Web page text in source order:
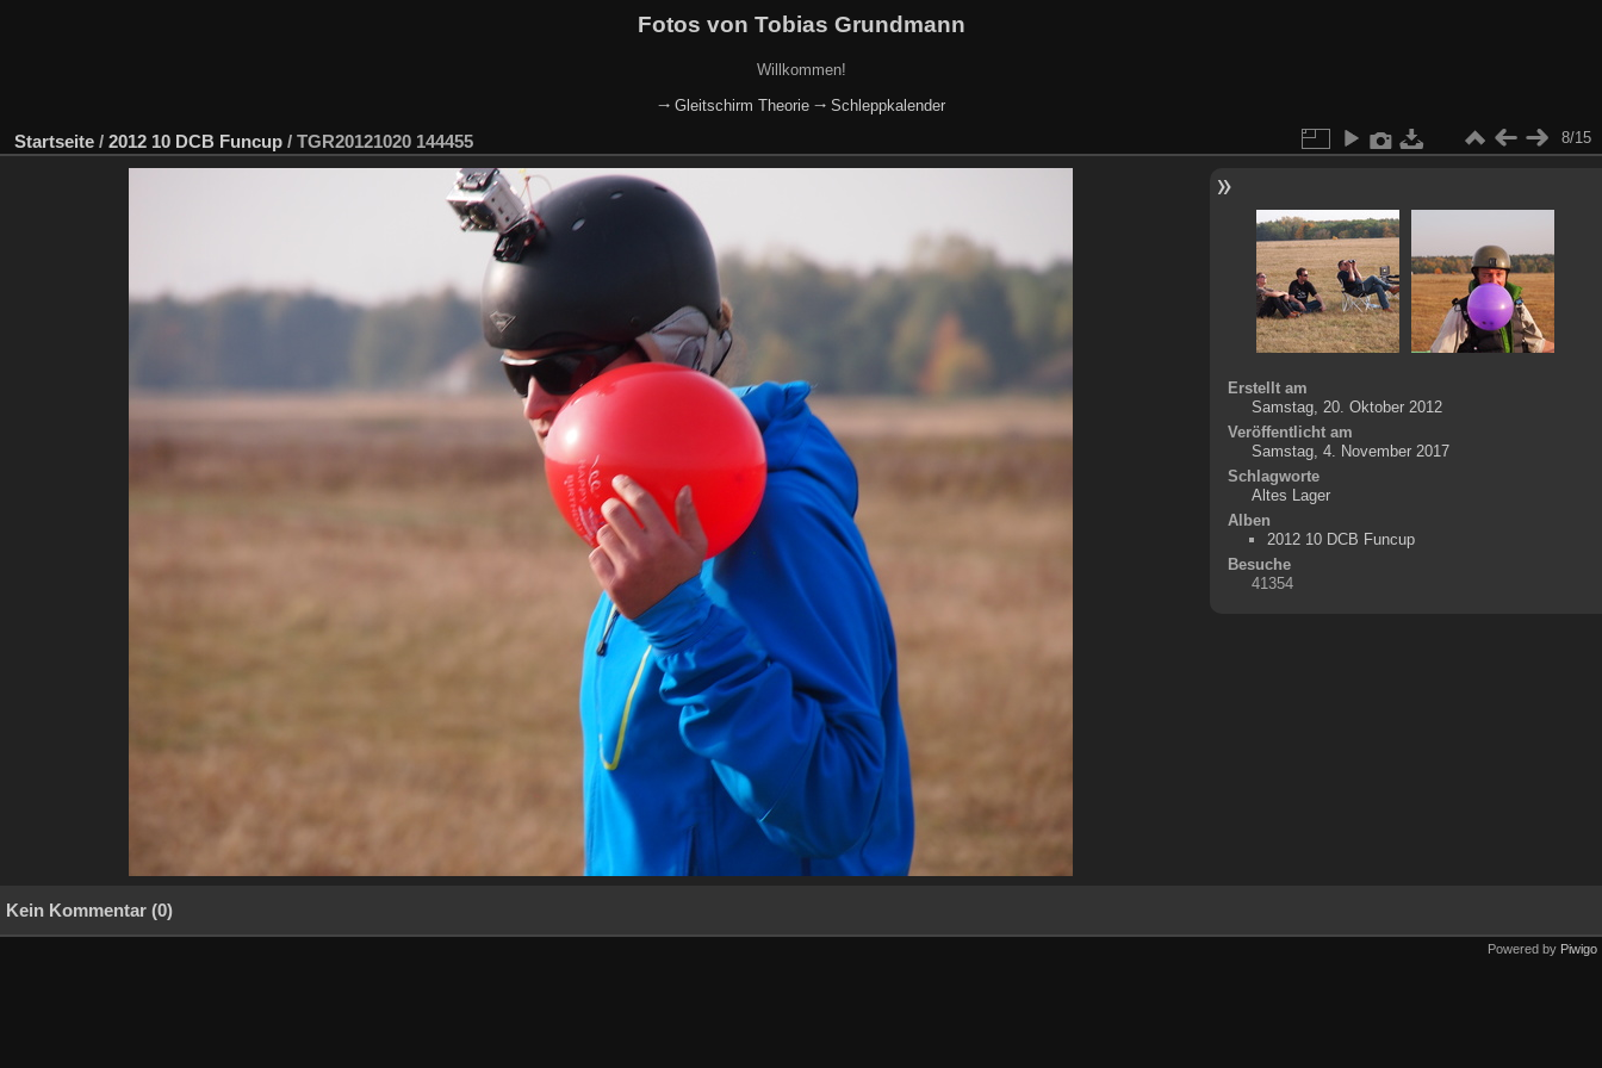
Fotos von Tobias Grundmann
Willkommen!
🠂 Gleitschirm Theorie 🠂 Schleppkalender
Startseite / 2012 10 DCB Funcup / TGR20121020 144455 8/15
Erstellt am
Samstag, 20. Oktober 2012
Veröffentlicht am
Samstag, 4. November 2017
Schlagworte
Altes Lager
Alben
2012 10 DCB Funcup
Besuche
41354
Kein Kommentar (0)
Powered by Piwigo